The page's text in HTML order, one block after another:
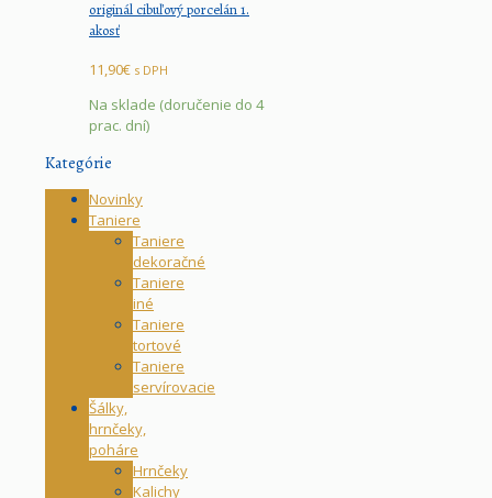
originál cibuľový porcelán 1.
akosť
11,90€ s DPH
Na sklade (doručenie do 4
prac. dní)
Kategórie
Novinky
Taniere
Taniere
dekoračné
Taniere
iné
Taniere
tortové
Taniere
servírovacie
Šálky,
hrnčeky,
poháre
Hrnčeky
Kalichy